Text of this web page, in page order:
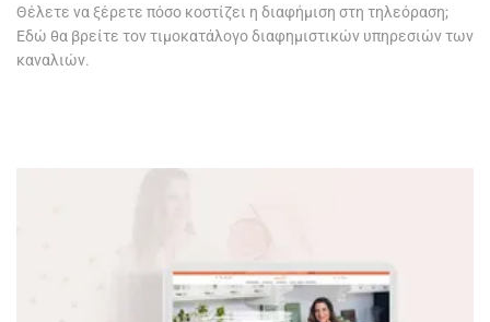
Θέλετε να ξέρετε πόσο κοστίζει η διαφήμιση στη τηλεόραση;
Εδώ θα βρείτε τον τιμοκατάλογο διαφημιστικών υπηρεσιών των
καναλιών.